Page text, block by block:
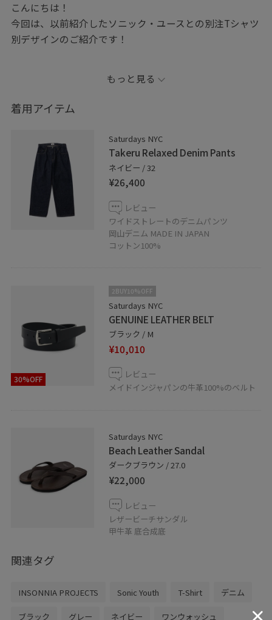
こんにちは！
今回は、以前紹介したソニック・ユースとの別注Tシャツ
別デザインのご紹介です！
今回のカラーはグレーで、ヴィンテージTシャツを彷彿さ
せる色味とプリントの割れ具合が最高にかっこいいです
生地感しっかりしてるのに、どこかくたびれた感じが出
るのはINSONNIA PROJECTSの強みと技術です
前回はキレイめでしたが、デニム＋ビーチサンダル合わ
せでアメカジ＆カジュアルにしてみました
少しずつ数少なくなってきてます！気になる方はお早め
もっと見る
着用アイテム
Saturdays NYC
Takeru Relaxed Denim Pants
ネイビー / 32
¥26,400
レビュー
ワイドストレートのデニムパンツ
岡山デニム MADE IN JAPAN
コットン100%
30%OFF
2BUY10%OFF
Saturdays NYC
GENUINE LEATHER BELT
ブラック / M
¥10,010
レビュー
メイドインジャパンの牛革100%のベルト
Saturdays NYC
Beach Leather Sandal
ダークブラウン / 27.0
¥22,000
レビュー
レザービーチサンダル
甲牛革 底合成底
関連タグ
INSONNIA PROJECTS Sonic Youth T-Shirt デニム
ブラック グレー ネイビー ワンウォッシュ